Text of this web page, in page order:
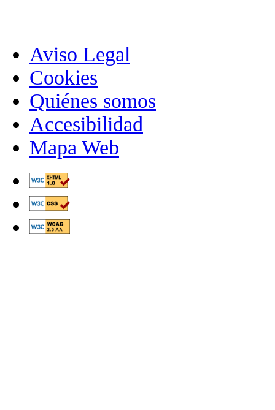
Aviso Legal
Cookies
Quiénes somos
Accesibilidad
Mapa Web